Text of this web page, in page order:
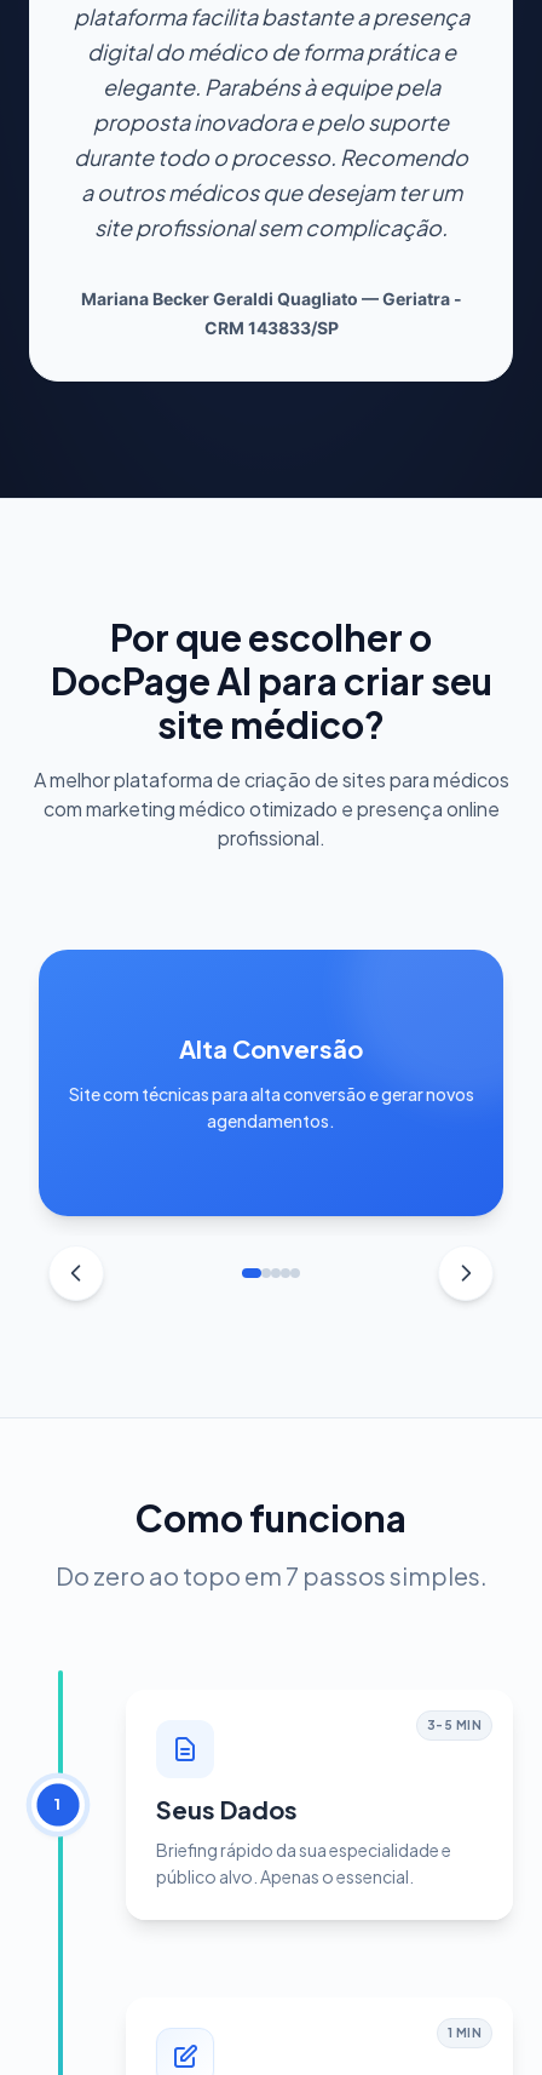
plataforma facilita bastante a presença
digital do médico de forma prática e
elegante. Parabéns à equipe pela
proposta inovadora e pelo suporte
durante todo o processo. Recomendo
a outros médicos que desejam ter um
site profissional sem complicação.
Mariana Becker Geraldi Quagliato — Geriatra -
CRM 143833/SP
Por que escolher o
DocPage AI para criar seu
site médico?
A melhor plataforma de criação de sites para médicos
com marketing médico otimizado e presença online
profissional.
Alta Conversão
Site com técnicas para alta conversão e gerar novos
agendamentos.
Como funciona
Do zero ao topo em 7 passos simples.
1
3-5 MIN
Seus Dados
Briefing rápido da sua especialidade e
público alvo. Apenas o essencial.
1 MIN